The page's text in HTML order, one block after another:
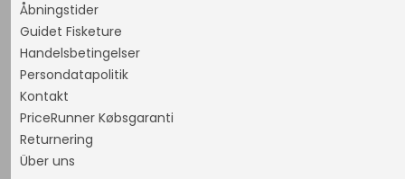
Åbningstider
Guidet Fisketure
Handelsbetingelser
Persondatapolitik
Kontakt
PriceRunner Købsgaranti
Returnering
Über uns